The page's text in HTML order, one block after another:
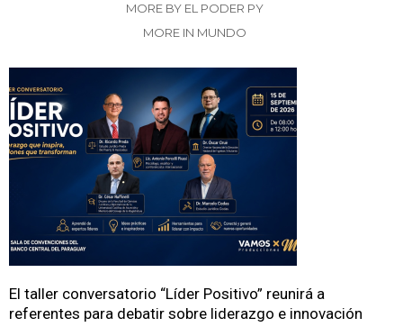
MORE BY EL PODER PY
MORE IN MUNDO
El taller conversatorio “Líder Positivo” reunirá a
referentes para debatir sobre liderazgo e innovación